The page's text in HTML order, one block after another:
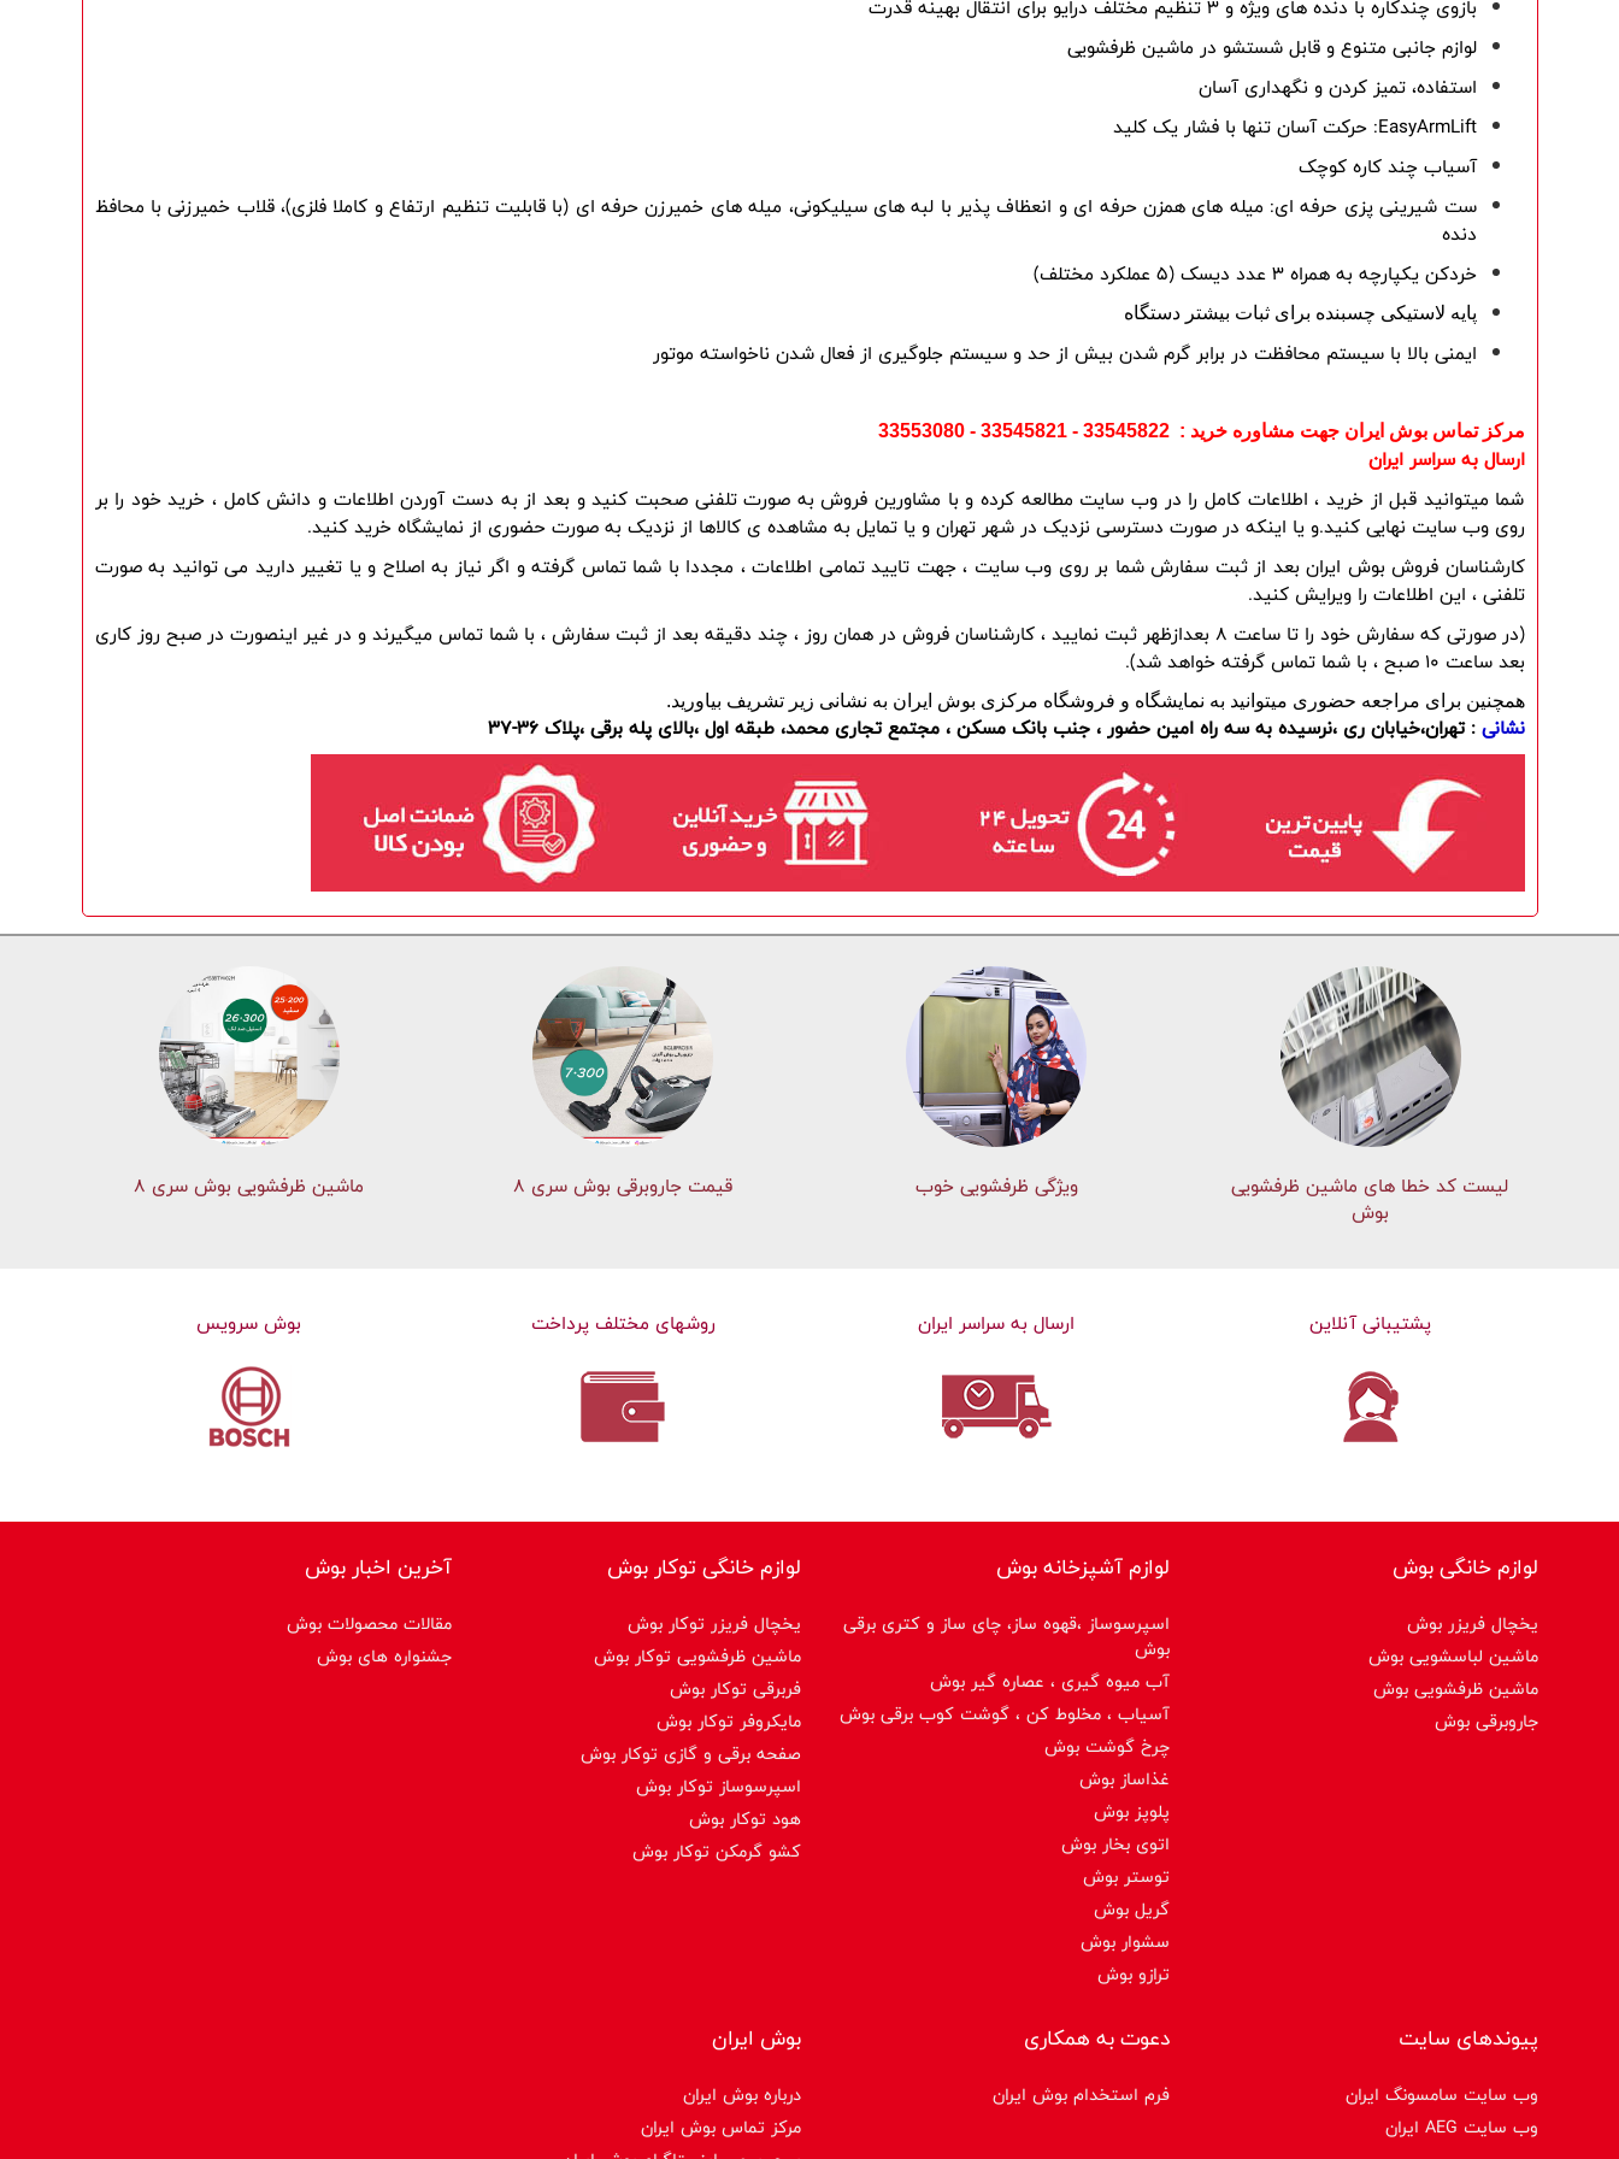
بازوی چندکاره با دنده های ویژه و 3 تنظیم مختلف درایو برای انتقال بهینه قدرت
لوازم جانبی متنوع و قابل شستشو در ماشین ظرفشویی
استفاده، تمیز کردن و نگهداری آسان
EasyArmLift: حرکت آسان تنها با فشار یک کلید
آسیاب چند کاره کوچک
ست شیرینی پزی حرفه ای: میله های همزن حرفه ای و انعظاف پذیر با لبه های سیلیکونی، میله های خمیرزن حرفه ای (با قابلیت تنظیم ارتفاع و کاملا فلزی)، قلاب خمیرزنی با محافظ
دنده
خردکن یکپارچه به همراه 3 عدد دیسک (5 عملکرد مختلف)
پایه‌ لاستیکی چسبنده برای ثبات بیشتر دستگاه
ایمنی بالا با سیستم محافظت در برابر گرم شدن بیش از حد و سیستم جلوگیری از فعال شدن ناخواسته موتور
مرکز تماس بوش ایران جهت مشاوره خرید : 33545822 - 33545821 - 33553080
ارسال به سراسر ایران
روی وب سایت نهایی کنید.و یا اینکه در صورت دسترسی نزدیک در شهر تهران و یا تمایل به مشاهده ی کالاها از نزدیک به صورت حضوری از نمایشگاه خرید کنید.
تلفنی ، این اطلاعات را ویرایش کنید.
بعد ساعت 10 صبح ، با شما تماس گرفته خواهد شد).
همچنین برای مراجعه حضوری میتوانید به نمایشگاه و فروشگاه مرکزی بوش ایران به نشانی زیر تشریف بیاورید.
نشانی: تهران،خیابان ری ،نرسیده به سه راه امین حضور ، جنب بانک مسکن ، مجتمع تجاری محمد، طبقه اول ،بالای پله برقی ،پلاک 36-37
لیست کد خطا های ماشين ظرفشویی
بوش
ویژگی ظرفشویی خوب قیمت جاروبرقی بوش سری ۸ ماشین ظرفشویی بوش سری 8
پشتیبانی آنلاین ارسال به سراسر ایران روشهای مختلف پرداخت بوش سرویس
لوازم خانگی بوش
یخچال فریزر بوش
ماشین لباسشویی بوش
ماشین ظرفشویی بوش
جاروبرقی بوش
لوازم آشپزخانه بوش
اسپرسوساز ،قهوه ساز، چای ساز و کتری برقی
بوش
آب میوه گیری ، عصاره گیر بوش
آسیاب ، مخلوط کن ، گوشت کوب برقی بوش
چرخ گوشت بوش
غذاساز بوش
پلوپز بوش
اتوی بخار بوش
توستر بوش
گریل بوش
سشوار بوش
ترازو بوش
لوازم خانگی توکار بوش
یخچال فریزر توکار بوش
ماشین ظرفشویی توکار بوش
فربرقی توکار بوش
مایکروفر توکار بوش
صفحه برقی و گازی توکار بوش
اسپرسوساز توكار بوش
هود توکار بوش
کشو گرمکن توکار بوش
آخرین اخبار بوش
مقالات محصولات بوش
جشنواره های بوش
پیوندهای سایت
وب سایت سامسونگ ایران
وب سایت AEG ایران
دعوت به همکاری
فرم استخدام بوش ایران
بوش ایران
درباره بوش ایران
مرکز تماس بوش ایران